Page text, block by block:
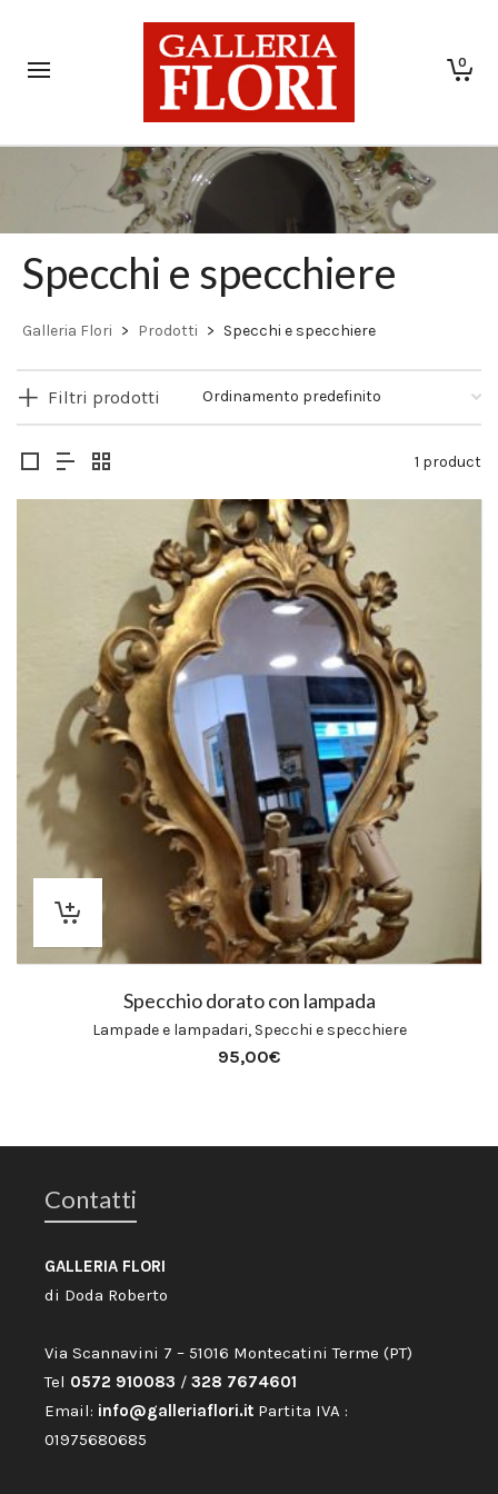
0
Specchi e specchiere
Galleria Flori > Prodotti > Specchi e specchiere
Filtri prodotti
1 product
Specchio dorato con lampada
Lampade e lampadari, Specchi e specchiere
95,00€
Contatti
GALLERIA FLORI
di Doda Roberto
Via Scannavini 7 – 51016 Montecatini Terme (PT)
Tel 0572 910083 / 328 7674601
Email: info@galleriaflori.it Partita IVA :
01975680685